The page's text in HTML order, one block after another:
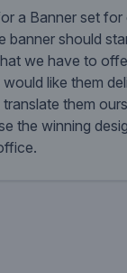
a Banner set for
banner should
we have to
like them
them
the winning